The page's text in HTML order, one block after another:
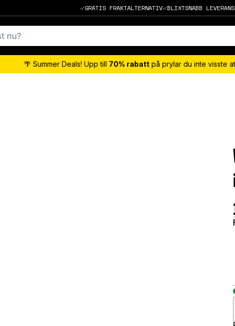
GRATIS FRAKTALTERNATIV BLIXTSNABB LEVERANS
🌴 Summer Deals! Upp till 70% rabatt på prylar du inte visste